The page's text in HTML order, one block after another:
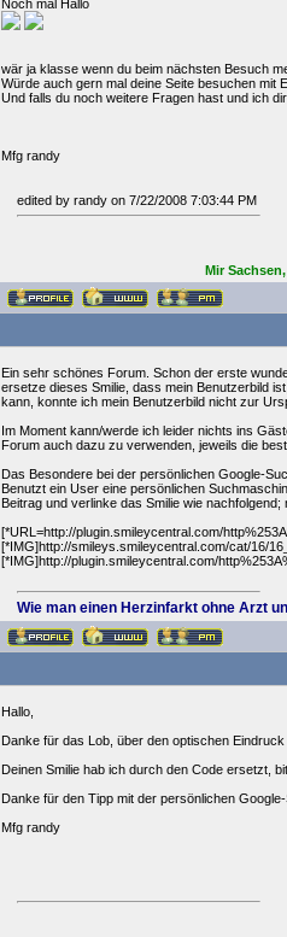
Noch mal Hallo
wär ja klasse wenn du beim nächsten Besuch
Würde auch gern mal deine Seite besuchen mit
Und falls du noch weitere Fragen hast und ich
Mfg randy
edited by randy on 7/22/2008 7:03:44 PM
Mir
Ein sehr schönes Forum. Schon der erste
ersetze dieses Smilie, dass mein Benutzerbild
kann, konnte ich mein Benutzerbild nicht zur
Im Moment kann/werde ich leider nichts ins
Forum auch dazu zu verwenden, jeweils die
Das Besondere bei der persönlichen Google-
Benutzt ein User eine persönlichen
Beitrag und verlinke das Smilie wie
[*URL=http://plugin.smileycentral.com/
[*IMG]http://smileys.smileycentral.com/cat/16/
[*IMG]http://plugin.smileycentral.com/
Wie man einen Herzinfarkt ohne Arzt
Hallo,
Danke für das Lob, über den optischen
Deinen Smilie hab ich durch den Code ersetzt,
Danke für den Tipp mit der persönlichen
Mfg randy